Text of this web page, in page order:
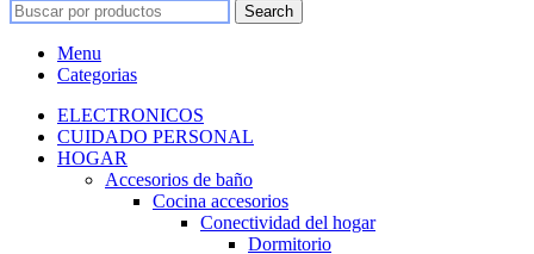
Search
Menu
Categorias
ELECTRONICOS
CUIDADO PERSONAL
HOGAR
Accesorios de baño
Cocina accesorios
Conectividad del hogar
Dormitorio